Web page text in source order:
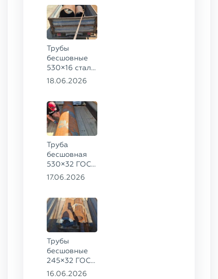
Трубы
бесшовные
530×16 сталь
13ХФА,
18.06.2026
Труба
бесшовная
530×32 ГОСТ
8732-78, ст.
17.06.2026
Трубы
бесшовные
245×32 ГОСТ
8732-78, ст.
16.06.2026